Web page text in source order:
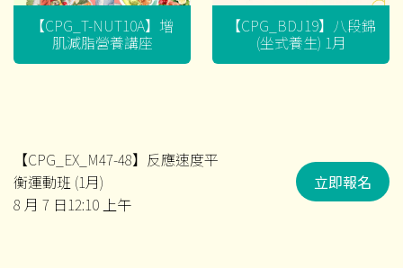
【CPG_T-NUT10A】增
肌減脂營養講座
【CPG_BDJ19】八段錦
(坐式養生) 1月
【CPG_EX_M47-48】反應速度平
衡運動班 (1月)
8 月 7 日12:10 上午
立即報名